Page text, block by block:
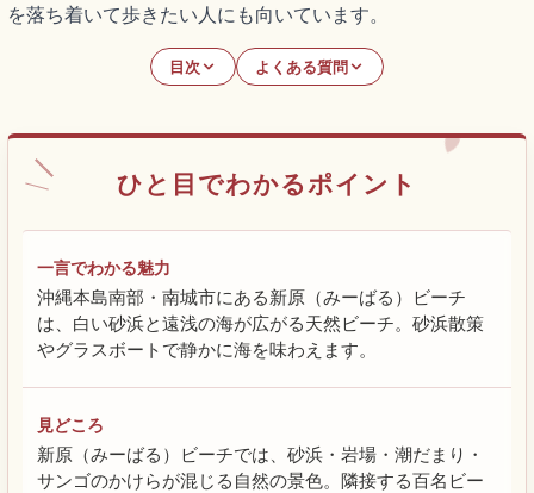
を落ち着いて歩きたい人にも向いています。
目次 よくある質問
ひと目でわかるポイント
一言でわかる魅力
沖縄本島南部・南城市にある新原（みーばる）ビーチ
は、白い砂浜と遠浅の海が広がる天然ビーチ。砂浜散策
やグラスボートで静かに海を味わえます。
見どころ
新原（みーばる）ビーチでは、砂浜・岩場・潮だまり・
サンゴのかけらが混じる自然の景色。隣接する百名ビー